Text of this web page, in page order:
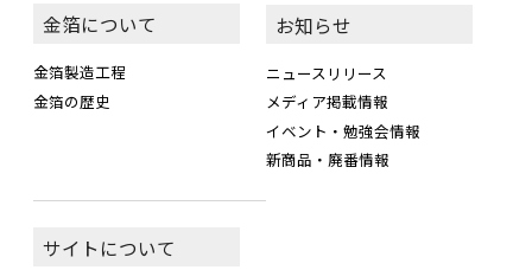
金箔について
金箔製造工程
金箔の歴史
お知らせ
ニュースリリース
メディア掲載情報
イベント・勉強会情報
新商品・廃番情報
サイトについて